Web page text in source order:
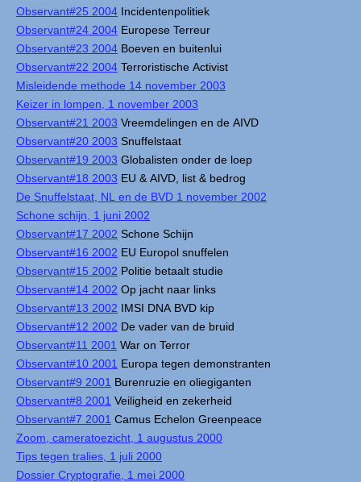
Observant#25 2004 Incidentenpolitiek
Observant#24 2004 Europese Terreur
Observant#23 2004 Boeven en buitenlui
Observant#22 2004 Terroristische Activist
Misleidende methode 14 november 2003
Keizer in lompen, 1 november 2003
Observant#21 2003 Vreemdelingen en de AIVD
Observant#20 2003 Snuffelstaat
Observant#19 2003 Globalisten onder de loep
Observant#18 2003 EU & AIVD, list & bedrog
De Snuffelstaat, NL en de BVD 1 november 2002
Schone schijn, 1 juni 2002
Observant#17 2002 Schone Schijn
Observant#16 2002 EU Europol snuffelen
Observant#15 2002 Politie betaalt studie
Observant#14 2002 Op jacht naar links
Observant#13 2002 IMSI DNA BVD kip
Observant#12 2002 De vader van de bruid
Observant#11 2001 War on Terror
Observant#10 2001 Europa tegen demonstranten
Observant#9 2001 Burenruzie en oliegiganten
Observant#8 2001 Veiligheid en zekerheid
Observant#7 2001 Camus Echelon Greenpeace
Zoom, cameratoezicht, 1 augustus 2000
Tips tegen tralies, 1 juli 2000
Dossier Cryptografie, 1 mei 2000